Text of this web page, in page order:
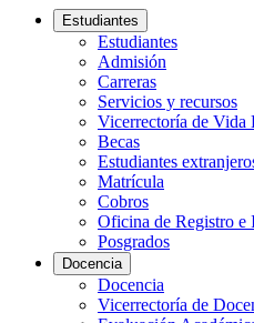
Estudiantes
Estudiantes
Admisión
Carreras
Servicios y recursos
Vicerrectoría de Vida
Becas
Estudiantes
Matrícula
Cobros
Oficina de Registro e
Posgrados
Docencia
Docencia
Vicerrectoría de